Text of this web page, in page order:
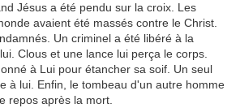
Jésus a été pendu sur la croix Les
avaient été massés contre le Christ
Un criminel a été libéré à la
lui Clous et une lance lui perça le corps
à Lui pour étancher sa soif Un seul
à lui Enfin , le tombeau d'un autre homme
repos après la mort